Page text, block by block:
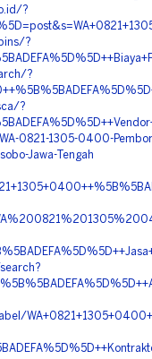
?
?
?
?
0821-1305-0400-
Jawa-Tengah